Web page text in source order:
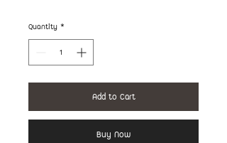
Quantity *
Add to Cart
Buy Now